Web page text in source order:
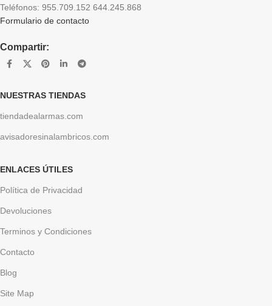
Teléfonos: 955.709.152 644.245.868
Formulario de contacto
Compartir:
NUESTRAS TIENDAS
tiendadealarmas.com
avisadoresinalambricos.com
ENLACES ÚTILES
Política de Privacidad
Devoluciones
Terminos y Condiciones
Contacto
Blog
Site Map